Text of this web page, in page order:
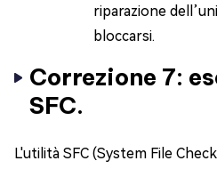
riparazione
bloccarsi.
Correzione 7:
SFC.
L'utilità SFC (System File